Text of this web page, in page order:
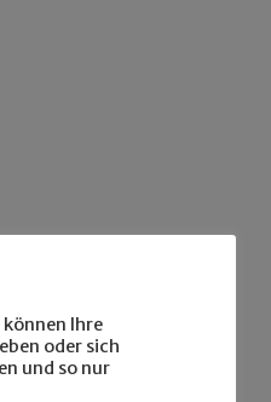
können Ihre
oder sich
und so nur